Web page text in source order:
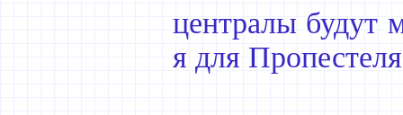
централы будут
я для